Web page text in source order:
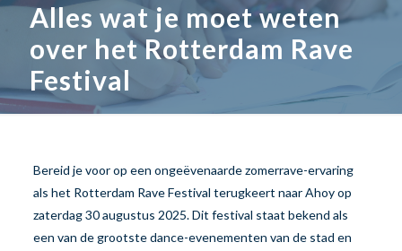
Alles wat je moet weten
over het Rotterdam Rave
Festival
Bereid je voor op een ongeëvenaarde zomerrave-ervaring
als het Rotterdam Rave Festival terugkeert naar Ahoy op
zaterdag 30 augustus 2025. Dit festival staat bekend als
een van de grootste dance-evenementen van de stad en